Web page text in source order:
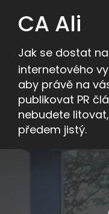
CA Ali
Jak se dostat
internetového
aby právě na
publikovat PR
nebudete
předem jistý.